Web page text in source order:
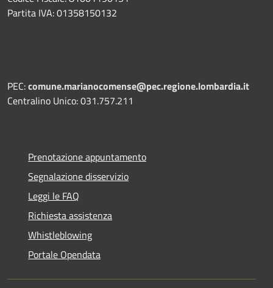
Partita IVA: 01358150132
PEC:comune.marianocomense@pec.regione.lombardia.it
Centralino Unico: 031.757.211
Prenotazione appuntamento
Segnalazione disservizio
Leggi le FAQ
Richiesta assistenza
Whistleblowing
Portale Opendata